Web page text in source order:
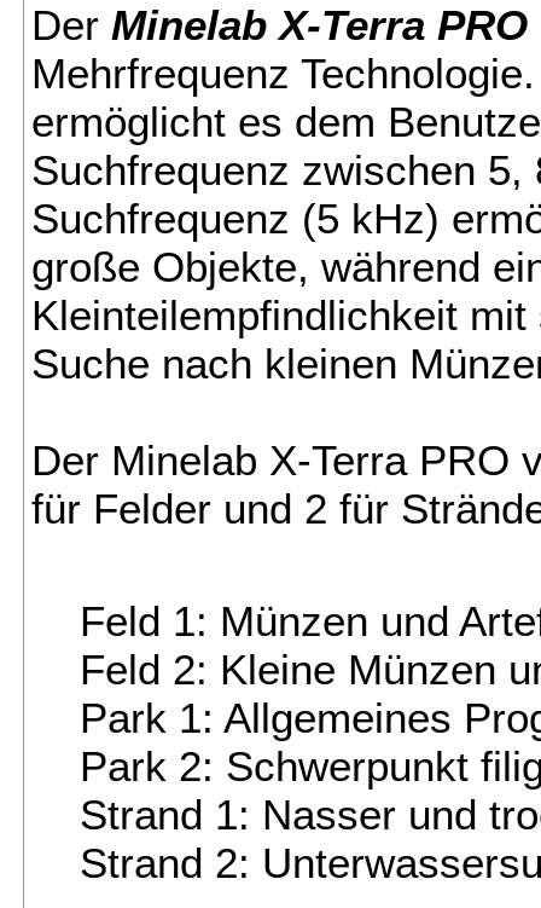
Der Minelab X-Terra PRO
Mehrfrequenz
ermöglicht es dem
Suchfrequenz zwischen
Suchfrequenz (5 kHz)
große Objekte, während
Kleinteilempfindlichkeit
Suche nach kleinen
Der Minelab X-Terra PRO
für Felder und 2 für
Feld 1: Münzen und
Feld 2: Kleine Münzen
Park 1: Allgemeines
Park 2: Schwerpunkt
Strand 1: Nasser und
Strand 2: